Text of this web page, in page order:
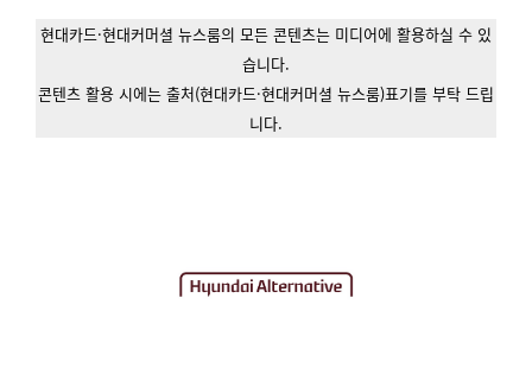
현대카드·현대커머셜 뉴스룸의 모든 콘텐츠는 미디어에 활용하실 수 있
습니다.
콘텐츠 활용 시에는 출처(현대카드·현대커머셜 뉴스룸)표기를 부탁 드립
니다.